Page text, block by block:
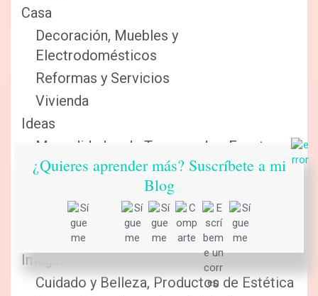
Casa
Decoración, Muebles y
Electrodomésticos
Reformas y Servicios
Vivienda
Ideas
Manualidades de Temporada y Eventos
Navidad
Manualidades Hogar
Manualidades Infantiles
Tutoriales de Ropa
Imagen
Cuidado y Belleza, Productos de Estética
¿Quieres aprender más? Suscríbete a mi
Blog